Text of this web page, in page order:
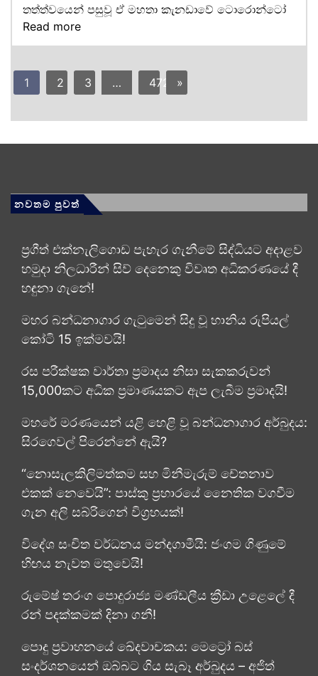
තත්ත්වයෙන් පසුවූ ඒ මහතා කැනඩාවේ ටොරොන්ටෝ
Read more
1 2 3 … 472 »
නවතම පුවත්
ප්‍රගීත් එක්නැලිගොඩ පැහැර ගැනීමේ සිද්ධියට අදාළව
හමුදා නිලධාරීන් සිව් දෙනෙකු විවෘත අධි­ක­ර­ණ­යේ දී
හඳුනා ගැනේ!
මහර බන්ධනාගාර ගැටුමෙන් සිදු වූ හානිය රුපියල්
කෝටි 15 ඉක්මවයි!
රස පරීක්ෂක වාර්තා ප්‍රමාදය නිසා සැකකරුවන්
15,000කට අධික ප්‍රමාණයකට ඇප ලැබීම ප්‍රමාදයි!
මහරේ මරණයෙන් යළි හෙළි වූ බන්ධනාගාර අර්බුදය:
සිරගෙවල් පිරෙන්නේ ඇයි?
“නොසැලකිලිමත්කම සහ මිනීමැරුම් චේතනාව
එකක් නෙවෙයි”: පාස්කු ප්‍රහාරයේ නෛතික වගවීම
ගැන අලි සබ්රිගෙන් විග්‍රහයක්!
විදේශ සංචිත වර්ධනය මන්දගාමීයි: ජංගම ගිණුමේ
හිඟය නැවත මතුවෙයි!
රුමේෂ් තරංග පොදුරාජ්‍ය මණ්ඩලීය ක්‍රීඩා උළෙලේ දී
රන් පදක්කමක් දිනා ගනී!
පොදු ප්‍රවාහනයේ ඛේදවාචකය: මෙට්‍රෝ බස්
සංදර්ශනයෙන් ඔබ්බට ගිය සැබෑ අර්බුදය – අජිත්